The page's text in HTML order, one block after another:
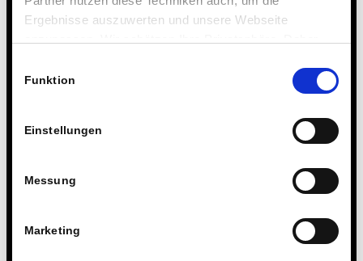
Ergebnisse auszuwerten und unsere Webseite
Technologien.
Funktion
Einstellungen
Messung
Marketing